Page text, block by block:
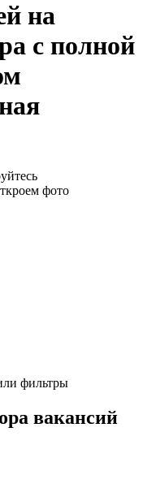
на
с полной
фото
фильтры
вакансий